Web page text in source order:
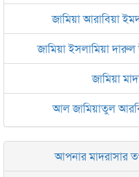
জামিয়া আরাবিয়া
জামিয়া ইসলামিয়া দারুল
জামিয়া
আল জামিয়াতুল
জামেয়া দারুল
ইসলামিক
আপনার মাদরাসার